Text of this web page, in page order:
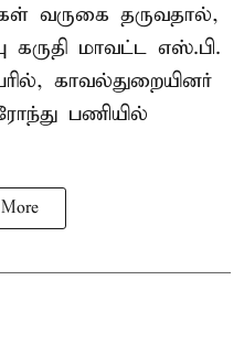
வருகை தருவதால்,
கருதி மாவட்ட எஸ்.பி.
காவல்துறையினர்
பணியில்